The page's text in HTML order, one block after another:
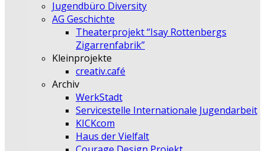
Jugendbüro Diversity
AG Geschichte
Theaterprojekt “Isay Rottenbergs
Zigarrenfabrik”
Kleinprojekte
creativ.café
Archiv
WerkStadt
Servicestelle Internationale Jugendarbeit
KICKcom
Haus der Vielfalt